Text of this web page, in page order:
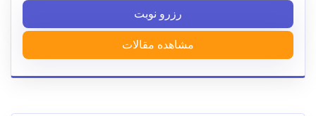
رزرو نوبت
مشاهده مقالات